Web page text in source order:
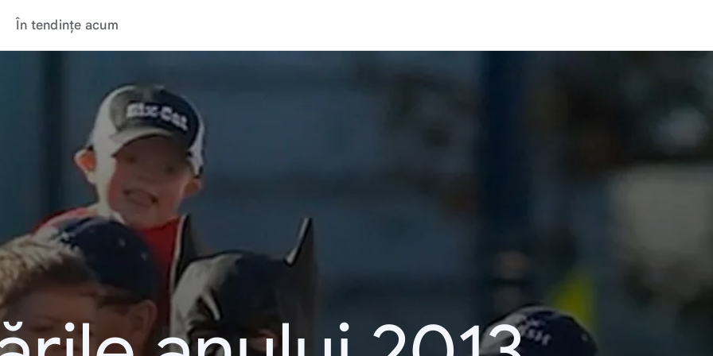
În tendințe acum